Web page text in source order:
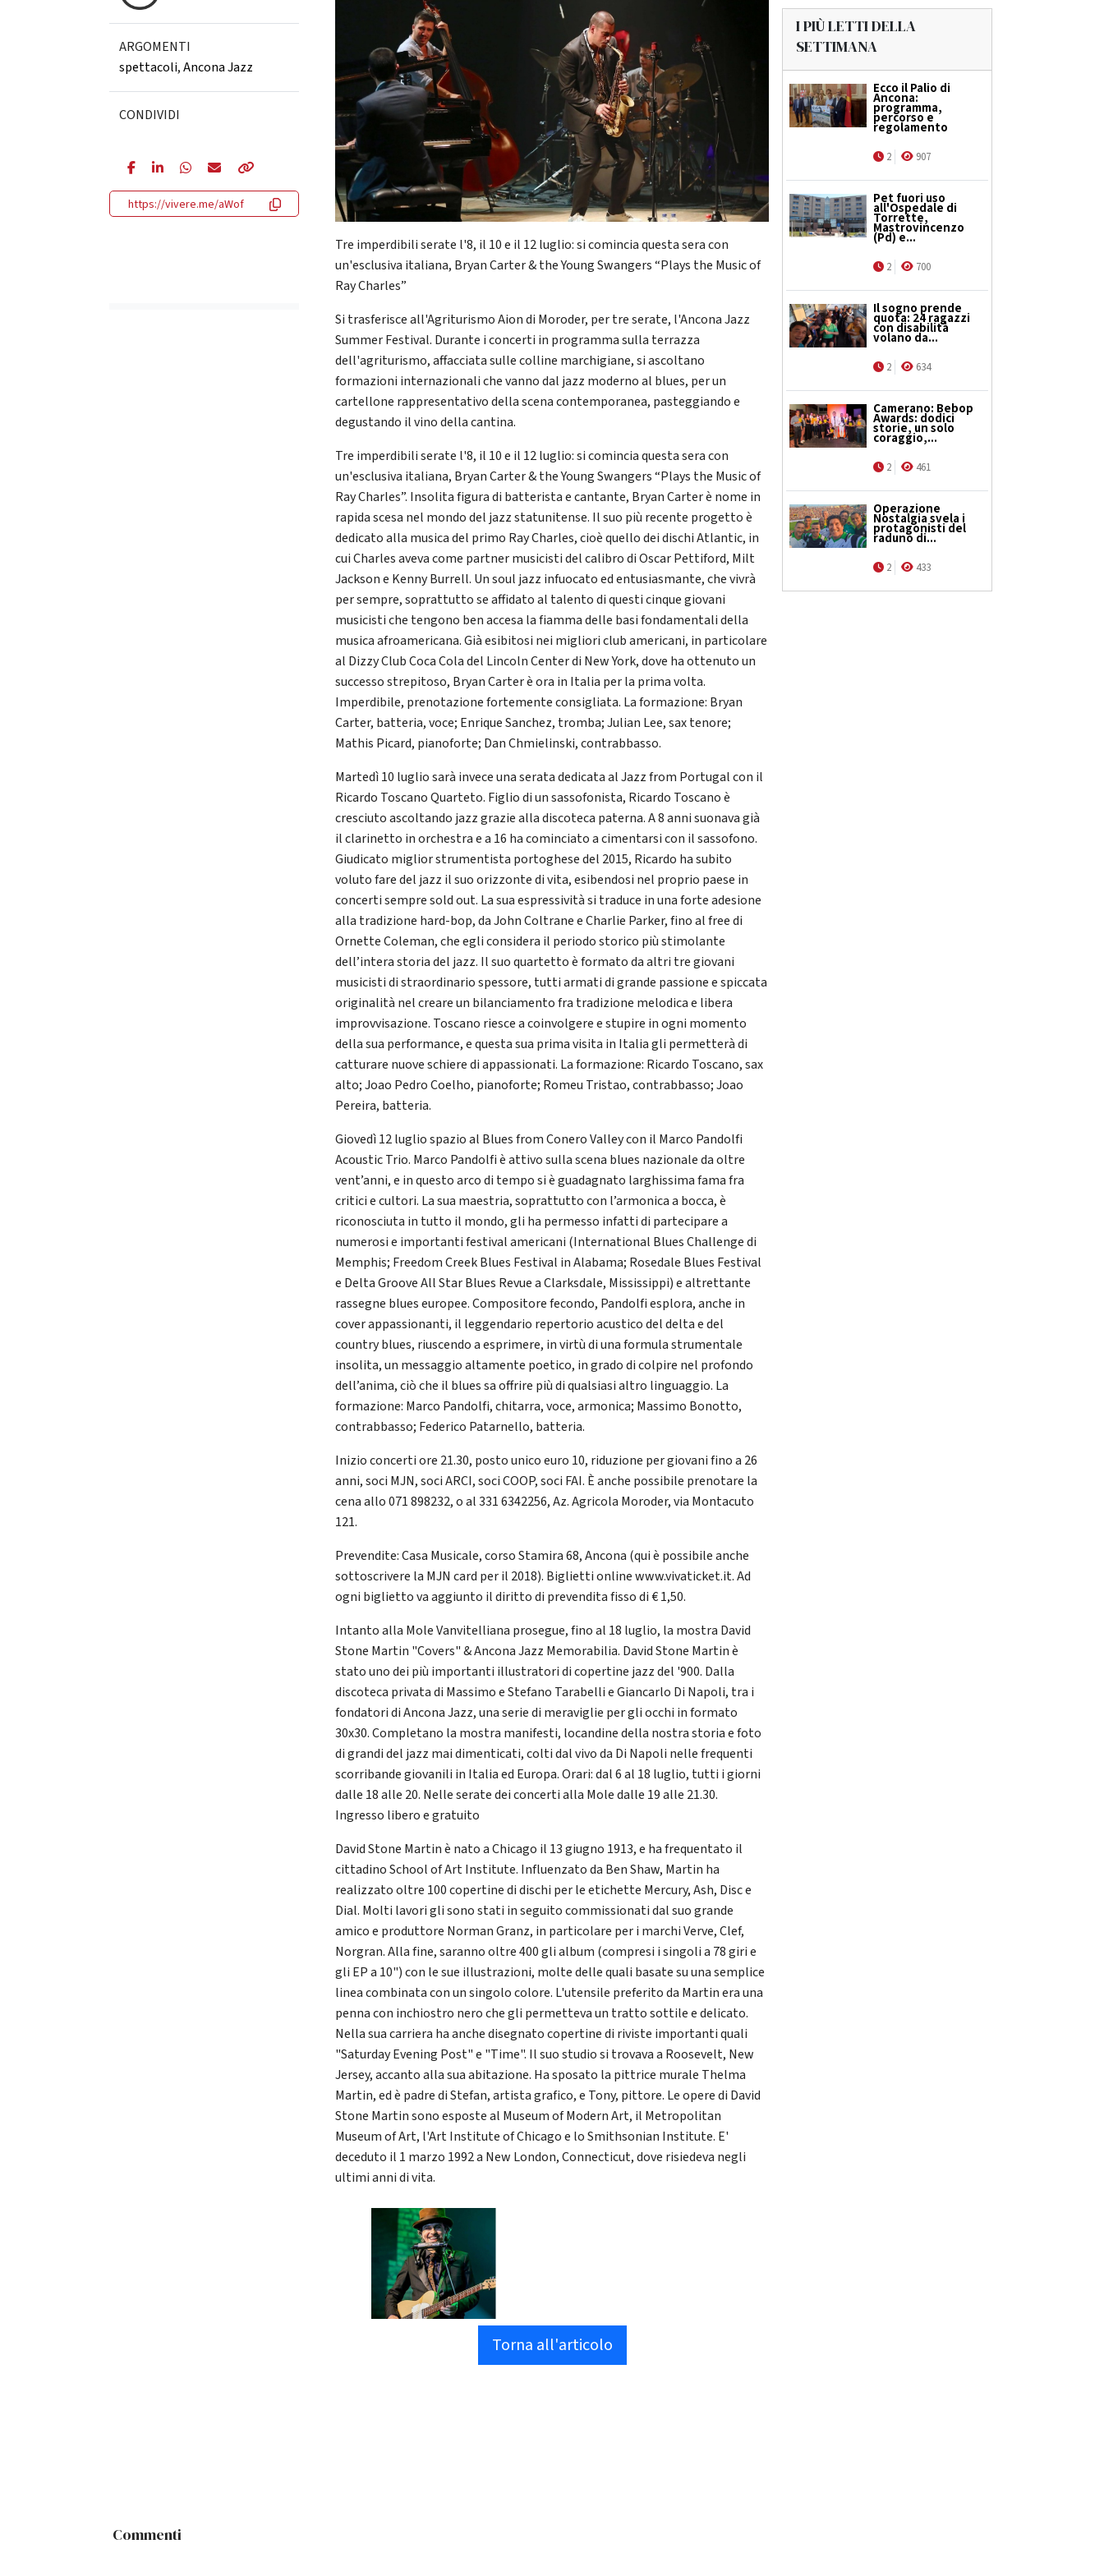
ARGOMENTI
spettacoli,Ancona Jazz
CONDIVIDI
https://vivere.me/aWof
Tre imperdibili serate l'8, il 10 e il 12 luglio: si comincia questa sera con
un'esclusiva italiana, Bryan Carter & the Young Swangers “Plays the Music of
Ray Charles”
Si trasferisce all'Agriturismo Aion di Moroder, per tre serate, l'Ancona Jazz
Summer Festival. Durante i concerti in programma sulla terrazza
dell'agriturismo, affacciata sulle colline marchigiane, si ascoltano
formazioni internazionali che vanno dal jazz moderno al blues, per un
cartellone rappresentativo della scena contemporanea, pasteggiando e
degustando il vino della cantina.
Tre imperdibili serate l'8, il 10 e il 12 luglio: si comincia questa sera con
un'esclusiva italiana, Bryan Carter & the Young Swangers “Plays the Music of
Ray Charles”. Insolita figura di batterista e cantante, Bryan Carter è nome in
rapida scesa nel mondo del jazz statunitense. Il suo più recente progetto è
dedicato alla musica del primo Ray Charles, cioè quello dei dischi Atlantic, in
cui Charles aveva come partner musicisti del calibro di Oscar Pettiford, Milt
Jackson e Kenny Burrell. Un soul jazz infuocato ed entusiasmante, che vivrà
per sempre, soprattutto se affidato al talento di questi cinque giovani
musicisti che tengono ben accesa la fiamma delle basi fondamentali della
musica afroamericana. Già esibitosi nei migliori club americani, in particolare
al Dizzy Club Coca Cola del Lincoln Center di New York, dove ha ottenuto un
successo strepitoso, Bryan Carter è ora in Italia per la prima volta.
Imperdibile, prenotazione fortemente consigliata. La formazione: Bryan
Carter, batteria, voce; Enrique Sanchez, tromba; Julian Lee, sax tenore;
Mathis Picard, pianoforte; Dan Chmielinski, contrabbasso.
Martedì 10 luglio sarà invece una serata dedicata al Jazz from Portugal con il
Ricardo Toscano Quarteto. Figlio di un sassofonista, Ricardo Toscano è
cresciuto ascoltando jazz grazie alla discoteca paterna. A 8 anni suonava già
il clarinetto in orchestra e a 16 ha cominciato a cimentarsi con il sassofono.
Giudicato miglior strumentista portoghese del 2015, Ricardo ha subito
voluto fare del jazz il suo orizzonte di vita, esibendosi nel proprio paese in
concerti sempre sold out. La sua espressività si traduce in una forte adesione
alla tradizione hard-bop, da John Coltrane e Charlie Parker, fino al free di
Ornette Coleman, che egli considera il periodo storico più stimolante
dell’intera storia del jazz. Il suo quartetto è formato da altri tre giovani
musicisti di straordinario spessore, tutti armati di grande passione e spiccata
originalità nel creare un bilanciamento fra tradizione melodica e libera
improvvisazione. Toscano riesce a coinvolgere e stupire in ogni momento
della sua performance, e questa sua prima visita in Italia gli permetterà di
catturare nuove schiere di appassionati. La formazione: Ricardo Toscano, sax
alto; Joao Pedro Coelho, pianoforte; Romeu Tristao, contrabbasso; Joao
Pereira, batteria.
Giovedì 12 luglio spazio al Blues from Conero Valley con il Marco Pandolfi
Acoustic Trio. Marco Pandolfi è attivo sulla scena blues nazionale da oltre
vent’anni, e in questo arco di tempo si è guadagnato larghissima fama fra
critici e cultori. La sua maestria, soprattutto con l’armonica a bocca, è
riconosciuta in tutto il mondo, gli ha permesso infatti di partecipare a
numerosi e importanti festival americani (International Blues Challenge di
Memphis; Freedom Creek Blues Festival in Alabama; Rosedale Blues Festival
e Delta Groove All Star Blues Revue a Clarksdale, Mississippi) e altrettante
rassegne blues europee. Compositore fecondo, Pandolfi esplora, anche in
cover appassionanti, il leggendario repertorio acustico del delta e del
country blues, riuscendo a esprimere, in virtù di una formula strumentale
insolita, un messaggio altamente poetico, in grado di colpire nel profondo
dell’anima, ciò che il blues sa offrire più di qualsiasi altro linguaggio. La
formazione: Marco Pandolfi, chitarra, voce, armonica; Massimo Bonotto,
contrabbasso; Federico Patarnello, batteria.
Inizio concerti ore 21.30, posto unico euro 10, riduzione per giovani fino a 26
anni, soci MJN, soci ARCI, soci COOP, soci FAI. È anche possibile prenotare la
cena allo 071 898232, o al 331 6342256, Az. Agricola Moroder, via Montacuto
121.
Prevendite: Casa Musicale, corso Stamira 68, Ancona (qui è possibile anche
sottoscrivere la MJN card per il 2018). Biglietti online www.vivaticket.it. Ad
ogni biglietto va aggiunto il diritto di prevendita fisso di € 1,50.
Intanto alla Mole Vanvitelliana prosegue, fino al 18 luglio, la mostra David
Stone Martin "Covers" & Ancona Jazz Memorabilia. David Stone Martin è
stato uno dei più importanti illustratori di copertine jazz del '900. Dalla
discoteca privata di Massimo e Stefano Tarabelli e Giancarlo Di Napoli, tra i
fondatori di Ancona Jazz, una serie di meraviglie per gli occhi in formato
30x30. Completano la mostra manifesti, locandine della nostra storia e foto
di grandi del jazz mai dimenticati, colti dal vivo da Di Napoli nelle frequenti
scorribande giovanili in Italia ed Europa. Orari: dal 6 al 18 luglio, tutti i giorni
dalle 18 alle 20. Nelle serate dei concerti alla Mole dalle 19 alle 21.30.
Ingresso libero e gratuito
David Stone Martin è nato a Chicago il 13 giugno 1913, e ha frequentato il
cittadino School of Art Institute. Influenzato da Ben Shaw, Martin ha
realizzato oltre 100 copertine di dischi per le etichette Mercury, Ash, Disc e
Dial. Molti lavori gli sono stati in seguito commissionati dal suo grande
amico e produttore Norman Granz, in particolare per i marchi Verve, Clef,
Norgran. Alla fine, saranno oltre 400 gli album (compresi i singoli a 78 giri e
gli EP a 10") con le sue illustrazioni, molte delle quali basate su una semplice
linea combinata con un singolo colore. L'utensile preferito da Martin era una
penna con inchiostro nero che gli permetteva un tratto sottile e delicato.
Nella sua carriera ha anche disegnato copertine di riviste importanti quali
"Saturday Evening Post" e "Time". Il suo studio si trovava a Roosevelt, New
Jersey, accanto alla sua abitazione. Ha sposato la pittrice murale Thelma
Martin, ed è padre di Stefan, artista grafico, e Tony, pittore. Le opere di David
Stone Martin sono esposte al Museum of Modern Art, il Metropolitan
Museum of Art, l'Art Institute of Chicago e lo Smithsonian Institute. E'
deceduto il 1 marzo 1992 a New London, Connecticut, dove risiedeva negli
ultimi anni di vita.
Torna all'articolo
I PIÙ LETTI DELLA
SETTIMANA
Ecco il Palio di
Ancona:
programma,
percorso e
regolamento
2 907
Pet fuori uso
all'Ospedale di
Torrette,
Mastrovincenzo
(Pd) e...
2 700
Il sogno prende
quota: 24 ragazzi
con disabilità
volano da...
2 634
Camerano: Bebop
Awards: dodici
storie, un solo
coraggio,...
2 461
Operazione
Nostalgia svela i
protagonisti del
raduno di...
2 433
Commenti